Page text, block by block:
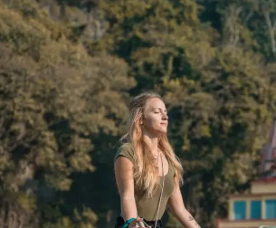
ESPIRITUALES:
Conecta
Contigo
Mismo